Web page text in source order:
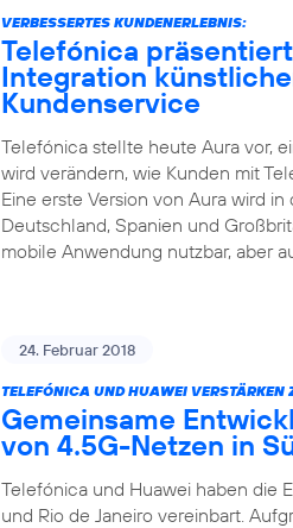
VERBESSERTES KUNDENERLEBNIS:
Telefónica
Integration
Kundenservice
Telefónica stellte heute Aura vor,
wird verändern, wie Kunden mit
Eine erste Version von Aura wird
Deutschland, Spanien und
mobile Anwendung nutzbar, aber
24. Februar 2018
TELEFÓNICA UND HUAWEI
Gemeinsame
von 4.5G-Netzen in
Telefónica und Huawei haben die
und Rio de Janeiro vereinbart.